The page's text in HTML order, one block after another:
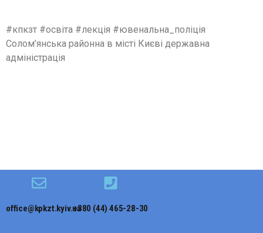
#кпкзт #освіта #лекція #ювенальна_поліція
Солом’янська районна в місті Києві державна
адміністрація
office@kpkzt.kyiv.ua+380 (44) 465-28-30